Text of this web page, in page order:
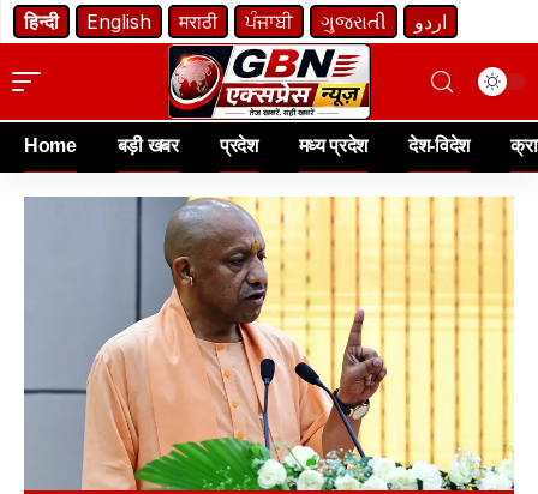
हिन्दी English मराठी ਪੰਜਾਬੀ ગુજરાતી اردو
Home बड़ी खबर प्रदेश मध्य प्रदेश देश-विदेश